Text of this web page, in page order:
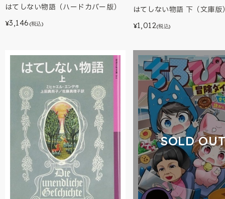
はてしない物語（ハードカバー版）
¥3,146 (税込)
はてしない物語 下（文庫版
¥1,012(税込)
SOLD